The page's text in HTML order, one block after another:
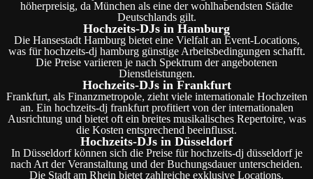
höherpreisig, da München als eine der wohlhabendsten Städte
Deutschlands gilt.
Hochzeits-DJs in Hamburg
Die Hansestadt Hamburg bietet eine Vielfalt an Event-Locations,
was für hochzeits-dj hamburg günstige Arbeitsbedingungen schafft.
Die Preise variieren je nach Spektrum der angebotenen
Dienstleistungen.
Hochzeits-DJs in Frankfurt
Frankfurt, als Finanzmetropole, zieht viele internationale Hochzeiten
an. Ein hochzeits-dj frankfurt profitiert von der internationalen
Ausrichtung und bietet oft ein breites musikalisches Repertoire, was
die Kosten entsprechend beeinflusst.
Hochzeits-DJs in Düsseldorf
In Düsseldorf können sich die Preise für hochzeits-dj düsseldorf je
nach Art der Veranstaltung und der Buchungsdauer unterscheiden.
Die Stadt am Rhein bietet zahlreiche exklusive Locations.